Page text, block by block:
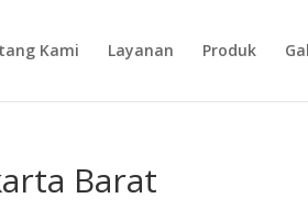
Kami Layanan Produk
Barat